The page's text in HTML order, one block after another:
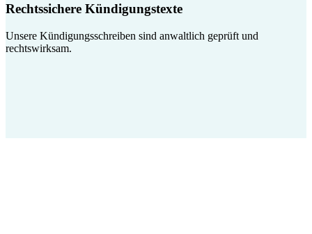
Rechtssichere Kündigungstexte
Unsere Kündigungsschreiben sind anwaltlich geprüft und
rechtswirksam.